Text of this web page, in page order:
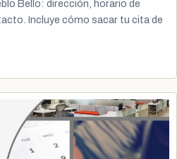
Bello: dirección, horario de
Incluye cómo sacar tu cita de